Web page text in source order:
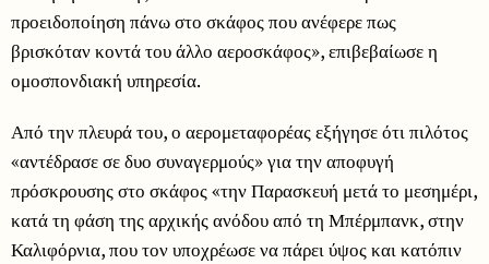
προειδοποίηση πάνω στο σκάφος που ανέφερε πως
βρισκόταν κοντά του άλλο αεροσκάφος», επιβεβαίωσε η
ομοσπονδιακή υπηρεσία.
Από την πλευρά του, ο αερομεταφορέας εξήγησε ότι πιλότος
«αντέδρασε σε δυο συναγερμούς» για την αποφυγή
πρόσκρουσης στο σκάφος «την Παρασκευή μετά το μεσημέρι,
κατά τη φάση της αρχικής ανόδου από τη Μπέρμπανκ, στην
Καλιφόρνια, που τον υποχρέωσε να πάρει ύψος και κατόπιν